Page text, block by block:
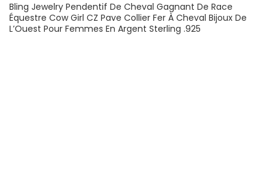
Bling Jewelry Pendentif De Cheval Gagnant De Race
Équestre Cow Girl CZ Pave Collier Fer À Cheval Bijoux De
L’Ouest Pour Femmes En Argent Sterling .925